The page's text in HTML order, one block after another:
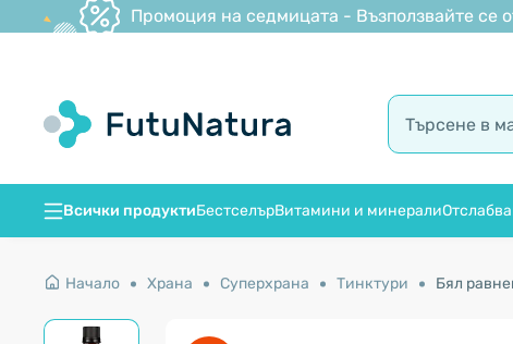
Промоция на седмицата - Възползвайте се
Всички продуктиБестселърВитамини и минерали
Начало Храна Суперхрана Тинктури Бял